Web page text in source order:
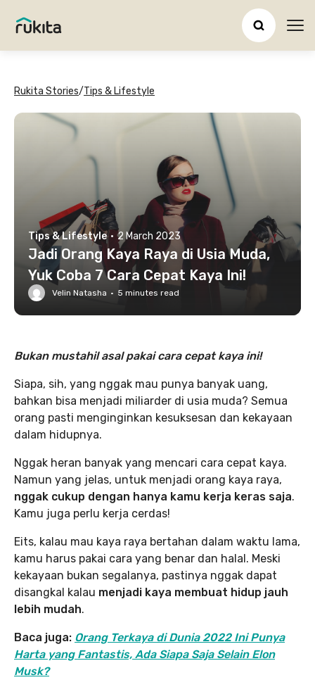
Rukita Stories/Tips & Lifestyle
Tips & Lifestyle · 2 March 2023
Jadi Orang Kaya Raya di Usia Muda,
Yuk Coba 7 Cara Cepat Kaya Ini!
Velin Natasha · 5 minutes read
Bukan mustahil asal pakai cara cepat kaya ini!
Siapa, sih, yang nggak mau punya banyak uang,
bahkan bisa menjadi miliarder di usia muda? Semua
orang pasti menginginkan kesuksesan dan kekayaan
dalam hidupnya.
Nggak heran banyak yang mencari cara cepat kaya.
Namun yang jelas, untuk menjadi orang kaya raya,
nggak cukup dengan hanya kamu kerja keras saja.
Kamu juga perlu kerja cerdas!
Eits, kalau mau kaya raya bertahan dalam waktu lama,
kamu harus pakai cara yang benar dan halal. Meski
kekayaan bukan segalanya, pastinya nggak dapat
disangkal kalau menjadi kaya membuat hidup jauh
lebih mudah.
Baca juga: Orang Terkaya di Dunia 2022 Ini Punya
Harta yang Fantastis, Ada Siapa Saja Selain Elon
Musk?